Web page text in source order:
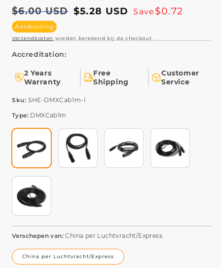
Normale
prijs
$6.00 USD
Aanbiedingsprijs$5.28 USD Save $0.72
Aanbieding
Verzendkosten worden berekend bij de checkout.
Accreditation:
2 Years
Warranty
Free
Shipping
Customer
Service
Sku: SKU:
SHE-DMXCab1m-I
Type: DMXCab1m
Verschepen van:China per Luchtvracht/Express
China per Luchtvracht/Express